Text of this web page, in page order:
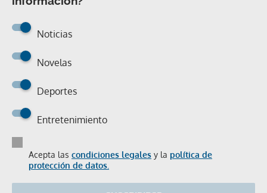
Noticias
Novelas
Deportes
Entretenimiento
Acepta las condiciones legales y la política de
protección de datos.